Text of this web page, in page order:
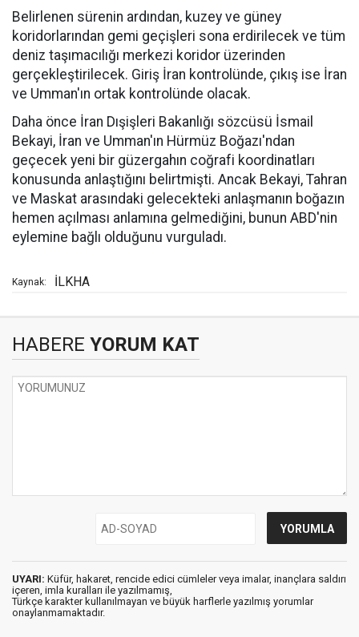
Belirlenen sürenin ardından, kuzey ve güney
koridorlarından gemi geçişleri sona erdirilecek ve tüm
deniz taşımacılığı merkezi koridor üzerinden
gerçekleştirilecek. Giriş İran kontrolünde, çıkış ise İran
ve Umman'ın ortak kontrolünde olacak.
Daha önce İran Dışişleri Bakanlığı sözcüsü İsmail
Bekayi, İran ve Umman'ın Hürmüz Boğazı'ndan
geçecek yeni bir güzergahın coğrafi koordinatları
konusunda anlaştığını belirtmişti. Ancak Bekayi, Tahran
ve Maskat arasındaki gelecekteki anlaşmanın boğazın
hemen açılması anlamına gelmediğini, bunun ABD'nin
eylemine bağlı olduğunu vurguladı.
Kaynak: İLKHA
HABERE YORUM KAT
UYARI: Küfür, hakaret, rencide edici cümleler veya imalar, inançlara saldırı
içeren, imla kuralları ile yazılmamış,
Türkçe karakter kullanılmayan ve büyük harflerle yazılmış yorumlar
onaylanmamaktadır.